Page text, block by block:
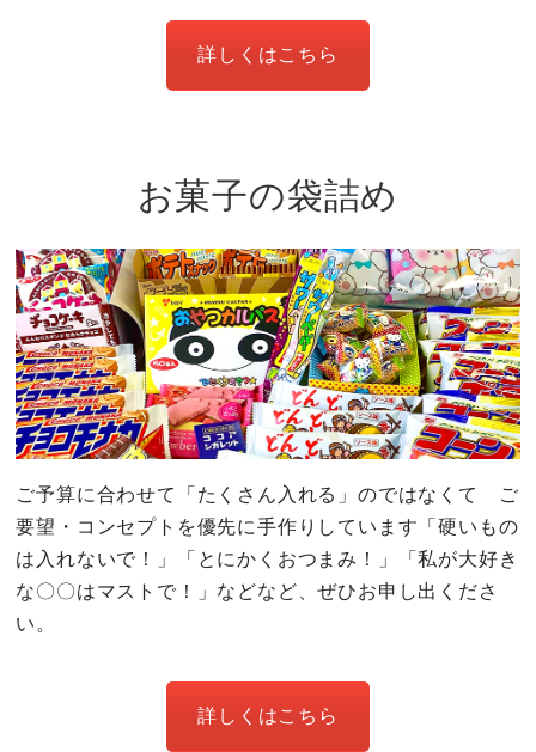
詳しくはこちら
お菓子の袋詰め
ご予算に合わせて「たくさん入れる」のではなくて ご
要望・コンセプトを優先に手作りしています「硬いもの
は入れないで！」「とにかくおつまみ！」「私が大好き
な〇〇はマストで！」などなど、ぜひお申し出くださ
い。
詳しくはこちら